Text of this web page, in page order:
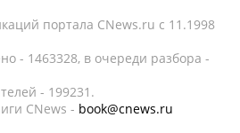
портала CNews.ru c 11.1998
- 1463328, в очереди разбора -
- 199231.
CNews - book@cnews.ru